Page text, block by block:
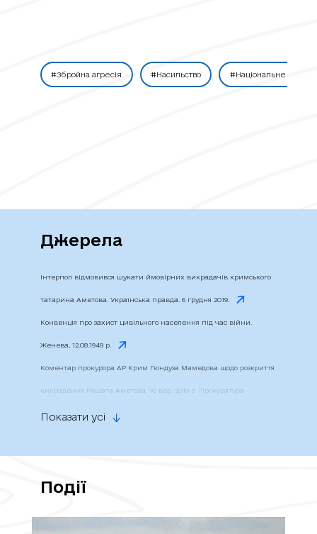
#Збройна агресія #Насильство #Національне
Джерела
Інтерпол відмовився шукати ймовірних викрадачів кримського
татарина Аметова. Українська правда. 6 грудня 2019.
Конвенція про захист цивільного населення під час війни.
Женева, 12.08.1949 р.
Коментар прокурора АР Крим Гюндуза Мамедова щодо розкриття
викрадення Решата Аметова. 10 вер. 2019 р. Прокуратура
Автономної Республіки Крим
розслідувань для «Слідство.Інфо». Громадське. 16.07.2014.
Кримські поліцейські оголосили в розшук осіб, які в 2014 році
Показати усі
Події